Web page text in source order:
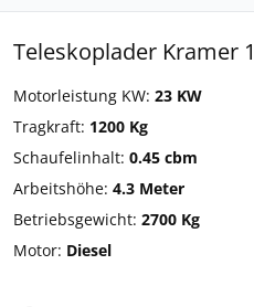
Teleskoplader Kramer
Motorleistung KW: 23 KW
Tragkraft: 1200 Kg
Schaufelinhalt: 0.45 cbm
Arbeitshöhe: 4.3 Meter
Betriebsgewicht: 2700 Kg
Motor: Diesel